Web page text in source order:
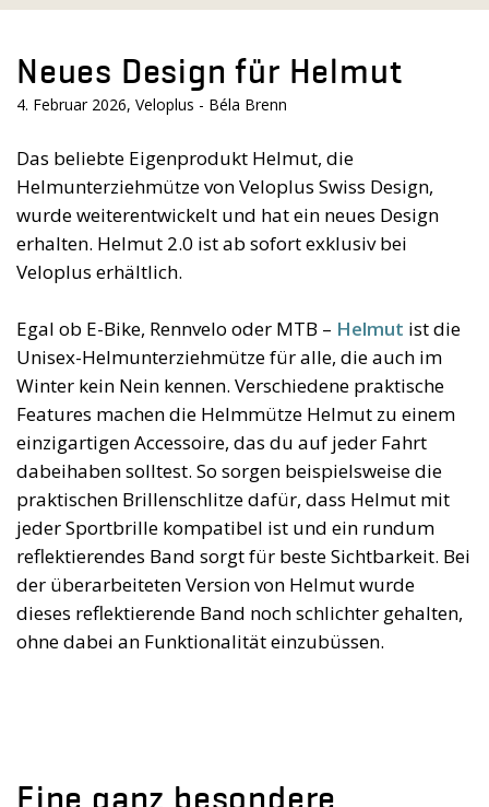
Neues Design für Helmut
4. Februar 2026, Veloplus - Béla Brenn
Das beliebte Eigenprodukt Helmut, die
Helmunterziehmütze von Veloplus Swiss Design,
wurde weiterentwickelt und hat ein neues Design
erhalten. Helmut 2.0 ist ab sofort exklusiv bei
Veloplus erhältlich.
Egal ob E-Bike, Rennvelo oder MTB – Helmut ist die
Unisex-Helmunterziehmütze für alle, die auch im
Winter kein Nein kennen. Verschiedene praktische
Features machen die Helmmütze Helmut zu einem
einzigartigen Accessoire, das du auf jeder Fahrt
dabeihaben solltest. So sorgen beispielsweise die
praktischen Brillenschlitze dafür, dass Helmut mit
jeder Sportbrille kompatibel ist und ein rundum
reflektierendes Band sorgt für beste Sichtbarkeit. Bei
der überarbeiteten Version von Helmut wurde
dieses reflektierende Band noch schlichter gehalten,
ohne dabei an Funktionalität einzubüssen.
Eine ganz besondere